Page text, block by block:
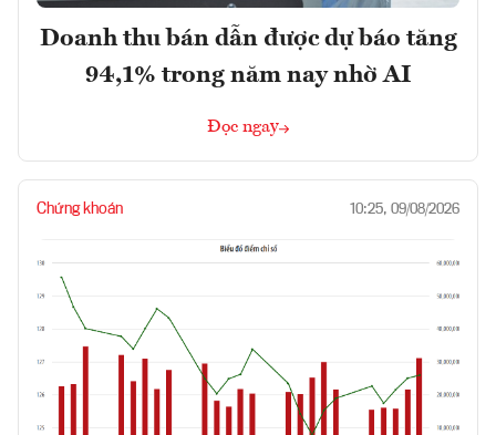
Doanh thu bán dẫn được dự báo tăng
94,1% trong năm nay nhờ AI
Đọc ngay
Chứng khoán 10:25, 09/08/2026